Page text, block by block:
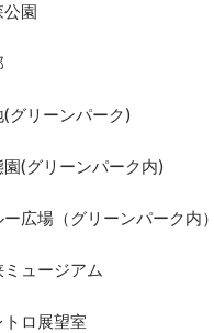
公園
(グリーンパーク)
園(グリーンパーク内)
ー広場（グリーンパーク内）
ミュージアム
トロ展望室